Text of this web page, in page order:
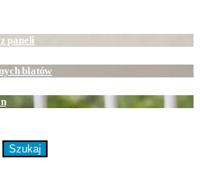
paneli
blatów
Szukaj